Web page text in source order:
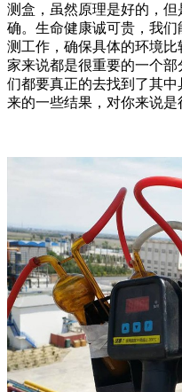
测盒，虽然原理是好的，
确。生命健康诚可贵，我
测工作，确保具体的环境
家来说都是很重要的一个
们都要真正的去找到了其
来的一些结果，对你来说是